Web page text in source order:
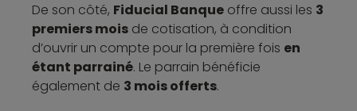
De son côté, Fiducial Banque offre aussi les 3
premiers mois de cotisation, à condition
d’ouvrir un compte pour la première fois en
étant parrainé. Le parrain bénéficie
également de 3 mois offerts.